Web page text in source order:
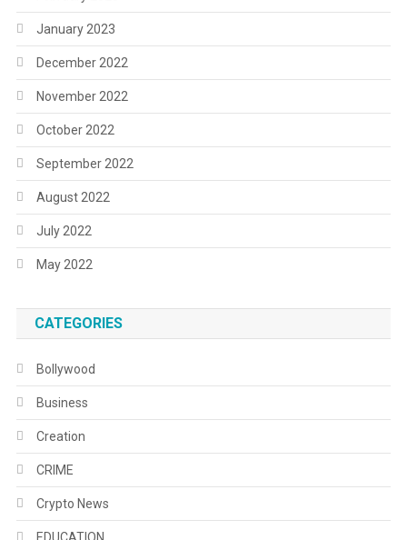
January 2023
December 2022
November 2022
October 2022
September 2022
August 2022
July 2022
May 2022
CATEGORIES
Bollywood
Business
Creation
CRIME
Crypto News
EDUCATION